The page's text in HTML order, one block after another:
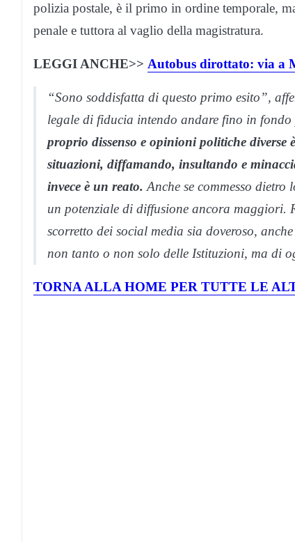
polizia postale, è il primo in ordine temporale,
penale e tuttora al vaglio della magistratura.
LEGGI ANCHE>> Autobus dirottato: via a
“Sono soddisfatta di questo primo esito”,
legale di fiducia intendo andare fino in
proprio dissenso e opinioni politiche
situazioni, diffamando, insultando e
invece è un reato. Anche se commesso
un potenziale di diffusione ancora maggiori.
scorretto dei social media sia doveroso,
non tanto o non solo delle Istituzioni, ma di
TORNA ALLA HOME PER TUTTE LE